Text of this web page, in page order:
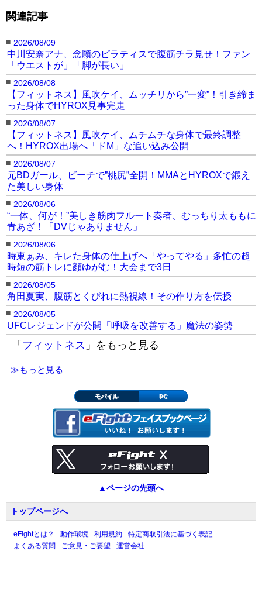
おへその見えるトレ着姿
の園田（@ayano_1006
）
鍛え上げられた太もも
（@ayano_1006 ）
テニスプレイヤーの園田
園田彩乃の記事に戻る
関連記事
■ 2026/08/09
中川安奈アナ、念願のピラティスで腹筋チラ見せ！ファン
「ウエストが」「脚が長い」
■ 2026/08/08
【フィットネス】風吹ケイ、ムッチリから”一変”！引き締ま
った身体でHYROX見事完走
■ 2026/08/07
【フィットネス】風吹ケイ、ムチムチな身体で最終調整
へ！HYROX出場へ「ドM」な追い込み公開
■ 2026/08/07
元BDガール、ビーチで”桃尻”全開！MMAとHYROXで鍛え
た美しい身体
■ 2026/08/06
“一体、何が！”美しき筋肉フルート奏者、むっちり太ももに
青あざ！「DVじゃありません」
■ 2026/08/06
時東ぁみ、キレた身体の仕上げへ「やってやる」多忙の超
時短の筋トレに顔ゆがむ！大会まで3日
■ 2026/08/05
角田夏実、腹筋とくびれに熱視線！その作り方を伝授
■ 2026/08/05
UFCレジェンドが公開「呼吸を改善する」魔法の姿勢
「 フィットネス 」をもっと見る
≫もっと見る
モバイル PC
▲ページの先頭へ
トップページへ
eFightとは？ 動作環境 利用規約
特定商取引法に基づく表記
よくある質問
ご意見・ご要望 運営会社